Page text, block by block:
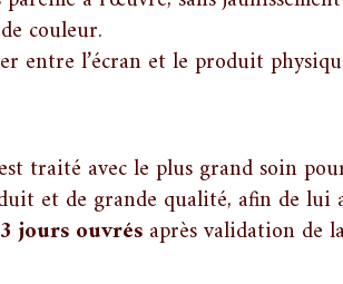
couleur.
entre l’écran et le produit
traité avec le plus grand soin
et de grande qualité, afin de
jours ouvrés après validation de